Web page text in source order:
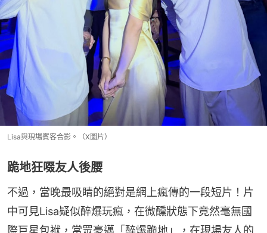
Lisa與現場賓客合影。（X圖片）
跪地狂啜友人後腰
不過，當晚最吸睛的絕對是網上瘋傳的一段短片！片
中可見Lisa疑似醉爆玩瘋，在微醺狀態下竟然毫無國